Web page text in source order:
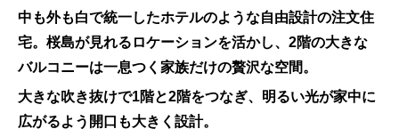
中も外も白で統一したホテルのような自由設計の注文住
宅。桜島が見れるロケーションを活かし、2階の大きな
バルコニーは一息つく家族だけの贅沢な空間。
大きな吹き抜けで1階と2階をつなぎ、明るい光が家中に
広がるよう開口も大きく設計。